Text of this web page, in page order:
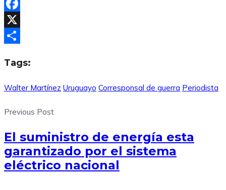
Facebook
X
Tags:
Walter Martínez Uruguayo Corresponsal de guerra Periodista
Previous Post
El suministro de energía esta
garantizado por el sistema
eléctrico nacional